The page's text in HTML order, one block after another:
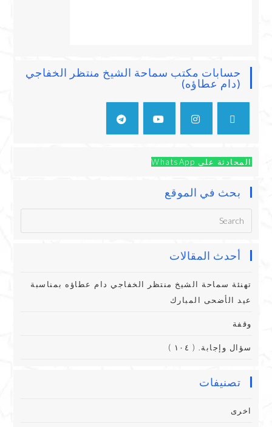
حسابات مكتب سماحة الشيخ منتظر الخفاجي
(دام عطاؤه)
المحادثة على WhatsApp
بحث في الموقع
أحدث المقالات
تهنئة سماحة الشيخ منتظر الخفاجي دام عطاؤه بمناسبة
عيد الأضحى المبارك
وقفة
سؤال وإجابة. ( ١٠٤ )
تصنيفات
اخرى